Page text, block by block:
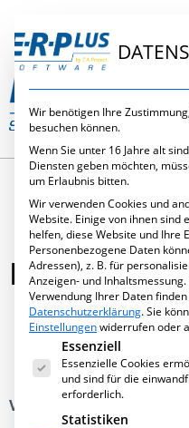
BAU 2013
Vom 14.- 19.01.2013
Wir benötigen Ihre
besuchen können.
Wenn Sie unter 16 Jahre alt
Diensten geben möchten,
um Erlaubnis bitten.
Wir verwenden Cookies und
Website. Einige von ihnen sind
helfen, diese Website und Ihre
Personenbezogene Daten
Adressen), z. B. für
Anzeigen- und Inhaltsmessung.
Verwendung Ihrer Daten
Datenschutzerklärung.Sie
Einstellungenwiderrufen oder
Es folgt eine Liste
Essenziell
Essenzielle Cookies
und sind für die
erforderlich.
Statistiken